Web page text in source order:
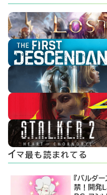
イマ最も読まれてる
『バルダ
禁！開発